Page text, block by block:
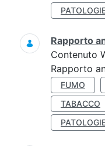
Rapporto
Contenuto
Rapporto
FUMO
TABACCO